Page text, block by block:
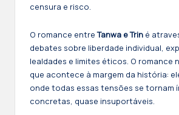
censura e risco.
O romance entreTanwa e Trin é
debates sobre liberdade individual,
lealdades e limites éticos. O romance
que acontece à margem da história:
onde todas essas tensões se tornam
concretas, quase insuportáveis.